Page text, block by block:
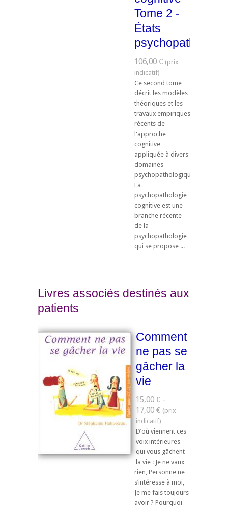
Tome 2 -
États
106,00 €
Ce second tome
décrit les modèles
théoriques et les
travaux empiriques
récents de
l'approche
cognitive
appliquée à divers
domaines
psychopathologiques.
La
psychopathologie
cognitive est une
branche récente
de la
psychopathologie
qui se propose ...
Livres associés destinés aux
patients
Comment
ne pas se
gâcher la
vie
15,00 € -
17,00 €
D’où viennent ces
voix intérieures
qui vous gâchent
la vie : Je ne vaux
rien, Personne ne
s’intéresse à moi,
Je me fais toujours
avoir ? Pourquoi